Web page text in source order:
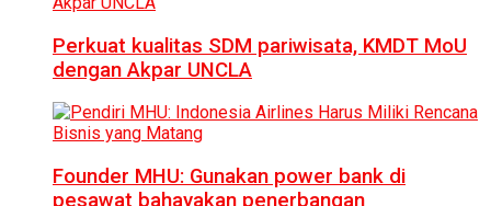
Perkuat kualitas SDM pariwisata, KMDT MoU
dengan Akpar UNCLA
Founder MHU: Gunakan power bank di
pesawat bahayakan penerbangan